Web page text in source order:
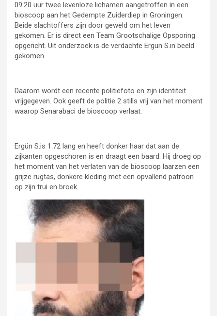
09:20 uur twee levenloze lichamen aangetroffen in een
bioscoop aan het Gedempte Zuiderdiep in Groningen.
Beide slachtoffers zijn door geweld om het leven
gekomen. Er is direct een Team Grootschalige Opsporing
opgericht. Uit onderzoek is de verdachte Ergün S.in beeld
gekomen.
Daarom wordt een recente politiefoto en zijn identiteit
vrijgegeven. Ook geeft de politie 2 stills vrij van het moment
waarop Senarabaci de bioscoop verlaat.
Ergün S.is 1.72 lang en heeft donker haar dat aan de
zijkanten opgeschoren is en draagt een baard. Hij droeg op
het moment van het verlaten van de bioscoop laarzen een
grijze rugtas, donkere kleding met een opvallend patroon
op zijn trui en broek.